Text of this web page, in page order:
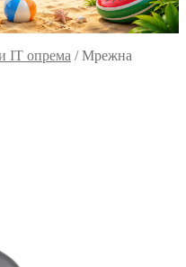
IT опрема /Мрежна